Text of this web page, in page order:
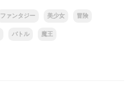
ファンタジー 美少女 冒険
バトル 魔王